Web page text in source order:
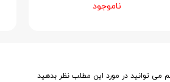
ناموجود
می توانید در مورد این مطلب نظر بدهید